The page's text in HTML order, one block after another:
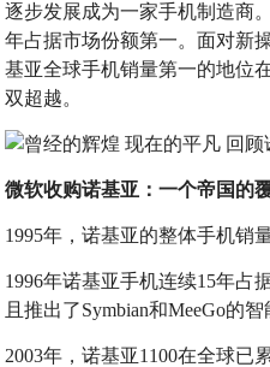
逐步发展成为一家手机制造商
年占据市场份额第一。面对新
基亚全球手机销量第一的地位
双超越。
微软收购诺基亚：一个帝国的
1995年，诺基亚的整体手机销
1996年诺基亚手机连续15年占
且推出了Symbian和MeeGo的智
2003年，诺基亚1100在全球已